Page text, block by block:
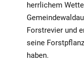
herrlichem
Forstrevier und
seine
haben.